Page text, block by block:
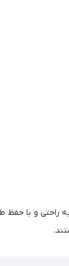
راحتی و با